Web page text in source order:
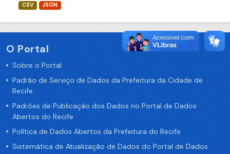
CSV JSON
O Portal
Sobre o Portal
Padrão de Serviço de Dados da Prefeitura da Cidade de
Recife
Padrões de Publicação dos Dados no Portal de Dados
Abertos do Recife
Política de Dados Abertos da Prefeitura do Recife
Sistemática de Atualização de Dados do Portal de Dados